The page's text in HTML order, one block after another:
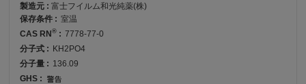
製造元 :富士フイルム和光純薬(株)
保存条件 : 室温
CAS RN® : 7778-77-0
分子式 : KH2PO4
分子量 : 136.09
GHS :